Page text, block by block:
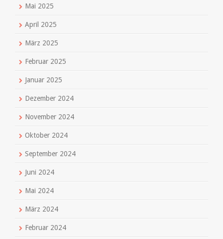
Mai 2025
April 2025
März 2025
Februar 2025
Januar 2025
Dezember 2024
November 2024
Oktober 2024
September 2024
Juni 2024
Mai 2024
März 2024
Februar 2024